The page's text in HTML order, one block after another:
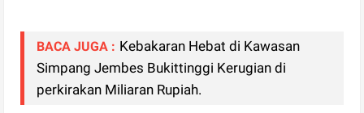
BACA JUGA : Kebakaran Hebat di Kawasan
Simpang Jembes Bukittinggi Kerugian di
perkirakan Miliaran Rupiah.